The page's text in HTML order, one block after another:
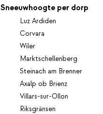
Sneeuwhoogte per dorp
Luz Ardiden
Corvara
Wiler
Marktschellenberg
Steinach am Brenner
Axalp ob Brienz
Villars-sur-Ollon
Riksgränsen